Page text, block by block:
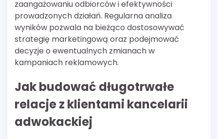
zaangażowaniu odbiorców i efektywności
prowadzonych działań. Regularna analiza
wyników pozwala na bieżąco dostosowywać
strategię marketingową oraz podejmować
decyzje o ewentualnych zmianach w
kampaniach reklamowych.
Jak budować długotrwałe
relacje z klientami kancelarii
adwokackiej